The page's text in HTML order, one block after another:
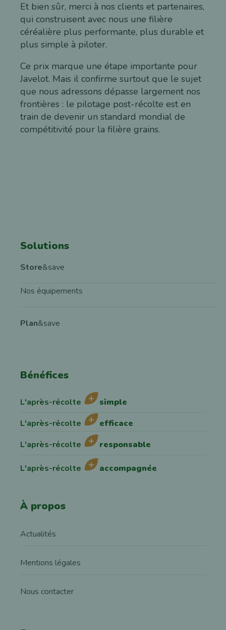
Et bien sûr, merci à nos clients et partenaires,
qui construisent avec nous une filière
céréalière plus performante, plus durable et
plus simple à piloter.
Ce prix marque une étape importante pour
Javelot. Mais il confirme surtout que le sujet
que nous adressons dépasse largement nos
frontières : le pilotage post-récolte est en
train de devenir un standard mondial de
compétitivité pour la filière grains.
Solutions
Store&save
Nos équipements
Plan&save
Bénéfices
L'après-récolte
simple
L'après-récolte
efficace
L'après-récolte
responsable
L'après-récolte accompagnée
À propos
Actualités
Mentions légales
Nous contacter